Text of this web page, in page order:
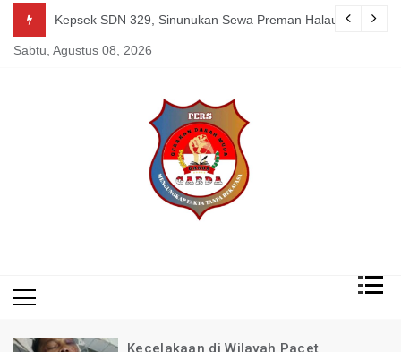
content
Uden Pimred Garda News Indonesia yang Sedang Pemulihan
Kepsek SDN 329, Sinunukan Sewa Preman Halau LSM
Sabtu, Agustus 08, 2026
Kecelakaan di Wilayah Pacet